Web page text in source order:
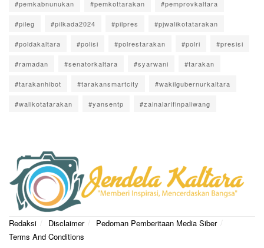
#pemkabnunukan #pemkottarakan #pemprovkaltara
#pileg #pilkada2024 #pilpres #pjwalikotatarakan
#poldakaltara #polisi #polrestarakan #polri #presisi
#ramadan #senatorkaltara #syarwani #tarakan
#tarakanhibot #tarakansmartcity #wakilgubernurkaltara
#walikotatarakan #yansentp #zainalarifinpaliwang
Redaksi Disclaimer
Pedoman Pemberitaan Media Siber
Terms And Conditions